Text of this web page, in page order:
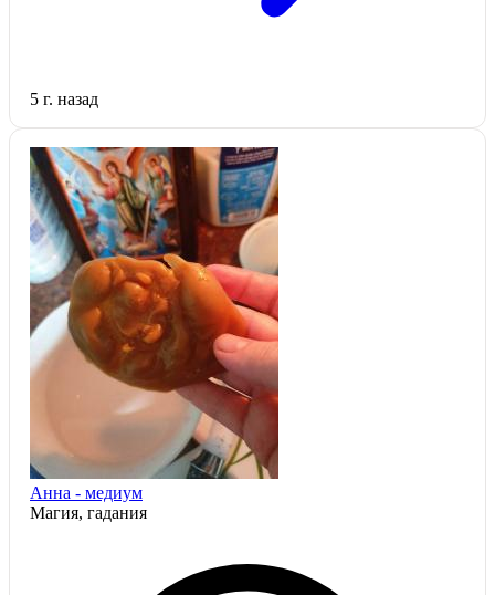
5 г. назад
Анна - медиум
Магия, гадания